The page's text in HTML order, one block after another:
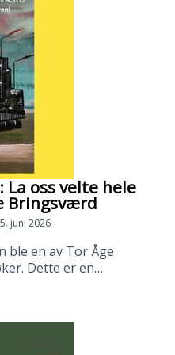
Tomas
Bie
Ådnøy.Alt om
oss velte hele
Bringsværd
juni 2026
ble en av Tor Åge
Dette er en
fra en ødelagt og
den er slett ikke uten
ditt!---Innspilt på
Ådnøy.Produksjon: